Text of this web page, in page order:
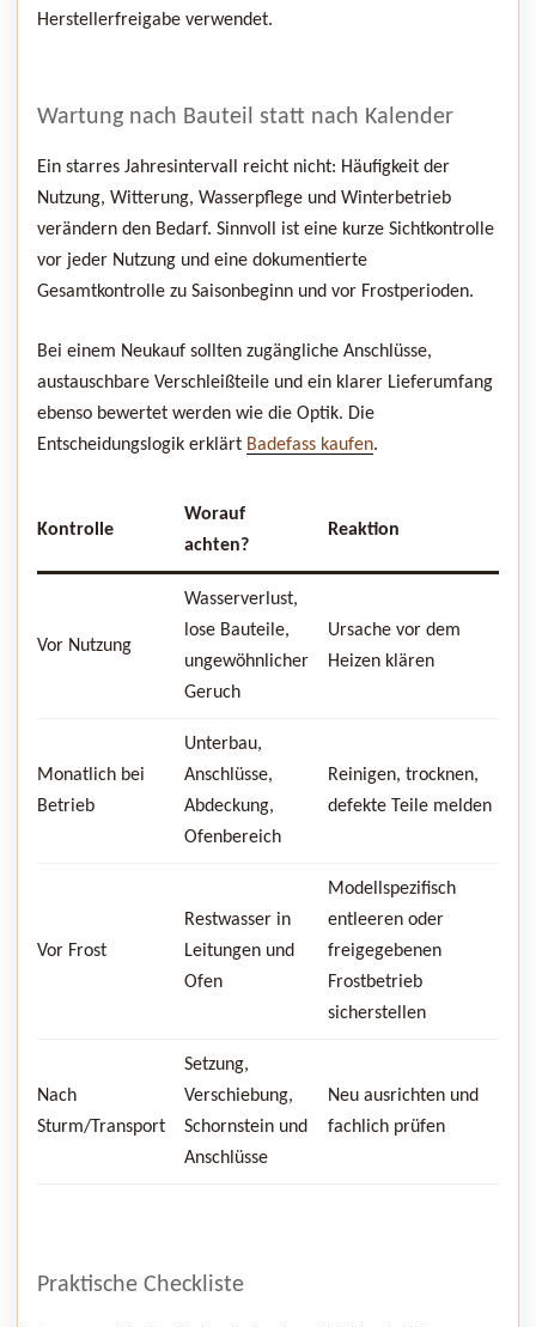
Herstellerfreigabe verwendet.
Wartung nach Bauteil statt nach Kalender
Ein starres Jahresintervall reicht nicht: Häufigkeit der
Nutzung, Witterung, Wasserpflege und Winterbetrieb
verändern den Bedarf. Sinnvoll ist eine kurze Sichtkontrolle
vor jeder Nutzung und eine dokumentierte
Gesamtkontrolle zu Saisonbeginn und vor Frostperioden.
Bei einem Neukauf sollten zugängliche Anschlüsse,
austauschbare Verschleißteile und ein klarer Lieferumfang
ebenso bewertet werden wie die Optik. Die
Entscheidungslogik erklärt Badefass kaufen.
Kontrolle
Worauf
achten?
Reaktion
Vor Nutzung
Wasserverlust,
lose Bauteile,
ungewöhnlicher
Geruch
Ursache vor dem
Heizen klären
Monatlich bei
Betrieb
Unterbau,
Anschlüsse,
Abdeckung,
Ofenbereich
Reinigen, trocknen,
defekte Teile melden
Vor Frost
Restwasser in
Leitungen und
Ofen
Modellspezifisch
entleeren oder
freigegebenen
Frostbetrieb
sicherstellen
Nach
Sturm/Transport
Setzung,
Verschiebung,
Schornstein und
Anschlüsse
Neu ausrichten und
fachlich prüfen
Praktische Checkliste